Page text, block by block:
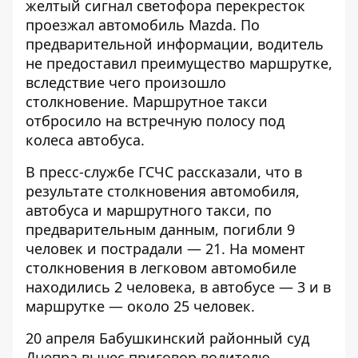
желтый сигнал светофора перекресток
проезжал автомобиль Mazda. По
предварительной информации, водитель
не предоставил преимущество маршрутке,
вследствие чего произошло
столкновение. Маршрутное такси
отбросило на встречную полосу под
колеса автобуса.
В пресс-службе ГСЧС рассказали, что в
результате столкновения автомобиля,
автобуса и маршрутного такси, по
предварительным данным, погибли 9
человек и пострадали — 21. На момент
столкновения в легковом автомобиле
находились 2 человека, в автобусе — 3 и в
маршрутке — около 25 человек.
20 апреля Бабушкинский районный суд